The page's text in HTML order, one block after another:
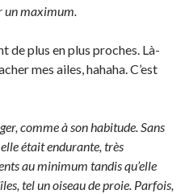
un maximum.
de plus en plus proches. Là-
mes ailes, hahaha. C’est
comme à son habitude. Sans
était endurante, très
au minimum tandis qu’elle
tel un oiseau de proie. Parfois,